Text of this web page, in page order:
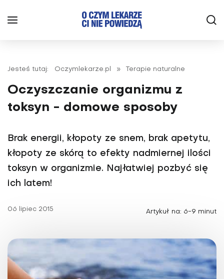
Jesteś tutaj: Oczymlekarze.pl » Terapie naturalne
Oczyszczanie organizmu z
toksyn - domowe sposoby
Brak energii, kłopoty ze snem, brak apetytu,
kłopoty ze skórą to efekty nadmiernej ilości
toksyn w organizmie. Najłatwiej pozbyć się
ich latem!
06 lipiec 2015 Artykuł na: 6-9 minut